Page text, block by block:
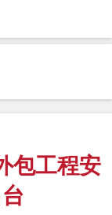
包工程安